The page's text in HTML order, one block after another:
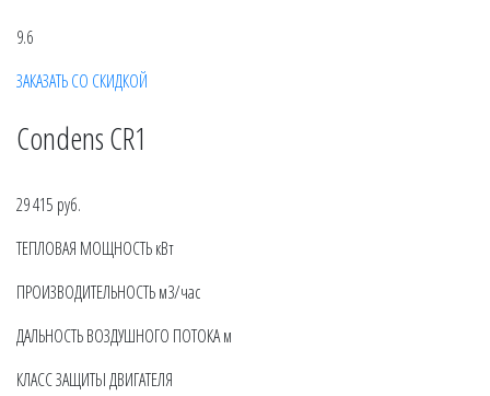
9.6
ЗАКАЗАТЬ СО СКИДКОЙ
Condens CR1
29 415 руб.
ТЕПЛОВАЯ МОЩНОСТЬ кВт
ПРОИЗВОДИТЕЛЬНОСТЬ м3/час
ДАЛЬНОСТЬ ВОЗДУШНОГО ПОТОКА м
КЛАСС ЗАЩИТЫ ДВИГАТЕЛЯ